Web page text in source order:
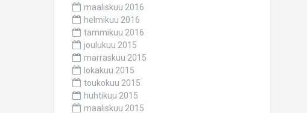
maaliskuu 2016
helmikuu 2016
tammikuu 2016
joulukuu 2015
marraskuu 2015
lokakuu 2015
toukokuu 2015
huhtikuu 2015
maaliskuu 2015